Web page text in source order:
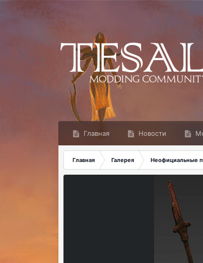
Главная Новости
Главная Галерея Неофициальные